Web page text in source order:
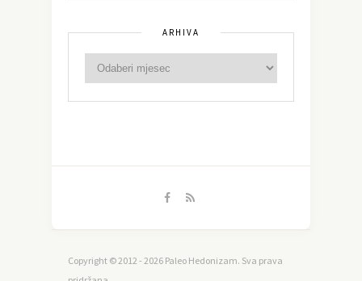
ARHIVA
Copyright © 2012 - 2026 Paleo Hedonizam. Sva prava